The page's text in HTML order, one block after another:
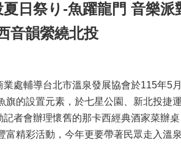
日祭り-魚躍龍門 音樂派
音韻縈繞北投
輔導台北市溫泉發展協會於115年5
旗的設置元素，於七星公園、新北投捷
者會辦理懷舊的那卡西經典酒家菜辦
富精彩活動，今年更要帶著民眾走入